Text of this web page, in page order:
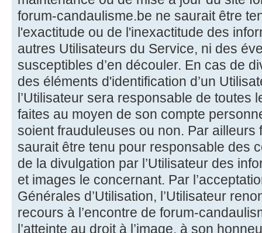
forum-candaulisme.be ne saurait être
l'exactitude ou de l'inexactitude des
autres Utilisateurs du Service, ni des
susceptibles d’en découler. En cas de
des éléments d'identification d’un
l’Utilisateur sera responsable de toutes
faites au moyen de son compte
soient frauduleuses ou non. Par ailleurs
saurait être tenu pour responsable des
de la divulgation par l’Utilisateur des
et images le concernant. Par
Générales d’Utilisation, l’Utilisateur
recours à l’encontre de forum-
l’atteinte au droit à l’image, à son